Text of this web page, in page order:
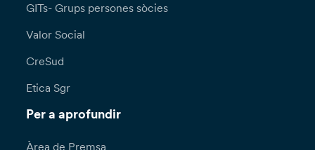
GITs- Grups persones sòcies
Valor Social
CreSud
Etica Sgr
Per a aprofundir
Àrea de Premsa